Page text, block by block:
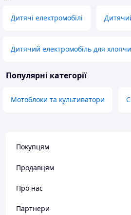
Дитячі електромобілі
Дитячий електромобіль для
Популярні категорії
Мотоблоки та культиватори
Покупцям
Продавцям
Про нас
Партнери